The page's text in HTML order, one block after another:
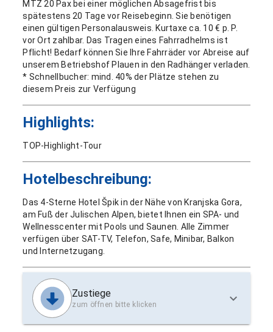
MTZ 20 Pax bei einer möglichen Absagefrist bis
spätestens 20 Tage vor Reisebeginn. Sie benötigen
einen gültigen Personalausweis. Kurtaxe ca. 10 € p. P.
vor Ort zahlbar. Das Tragen eines Fahrradhelms ist
Pflicht! Bedarf können Sie Ihre Fahrräder vor Abreise auf
unserem Betriebshof Plauen in den Radhänger verladen.
* Schnellbucher: mind. 40% der Plätze stehen zu
diesem Preis zur Verfügung
Highlights:
TOP-Highlight-Tour
Hotelbeschreibung:
Das 4-Sterne Hotel Špik in der Nähe von Kranjska Gora,
am Fuß der Julischen Alpen, bietet Ihnen ein SPA- und
Wellnesscenter mit Pools und Saunen. Alle Zimmer
verfügen über SAT-TV, Telefon, Safe, Minibar, Balkon
und Internetzugang.
Zustiege
zum öffnen bitte klicken